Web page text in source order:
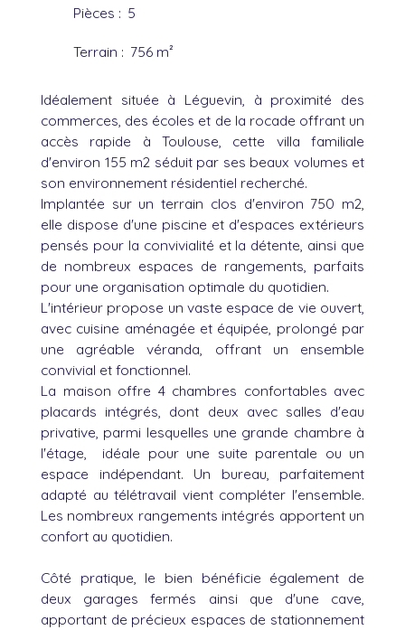
Pièces : 5
Terrain : 756 m²
Idéalement située à Léguevin, à proximité des
commerces, des écoles et de la rocade offrant un
accès rapide à Toulouse, cette villa familiale
d'environ 155 m2 séduit par ses beaux volumes et
son environnement résidentiel recherché.
Implantée sur un terrain clos d'environ 750 m2,
elle dispose d'une piscine et d'espaces extérieurs
pensés pour la convivialité et la détente, ainsi que
de nombreux espaces de rangements, parfaits
pour une organisation optimale du quotidien.
L'intérieur propose un vaste espace de vie ouvert,
avec cuisine aménagée et équipée, prolongé par
une agréable véranda, offrant un ensemble
convivial et fonctionnel.
La maison offre 4 chambres confortables avec
placards intégrés, dont deux avec salles d'eau
privative, parmi lesquelles une grande chambre à
l'étage, idéale pour une suite parentale ou un
espace indépendant. Un bureau, parfaitement
adapté au télétravail vient compléter l'ensemble.
Les nombreux rangements intégrés apportent un
confort au quotidien.
Côté pratique, le bien bénéficie également de
deux garages fermés ainsi que d'une cave,
apportant de précieux espaces de stationnement